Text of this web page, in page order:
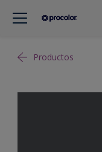
Productos